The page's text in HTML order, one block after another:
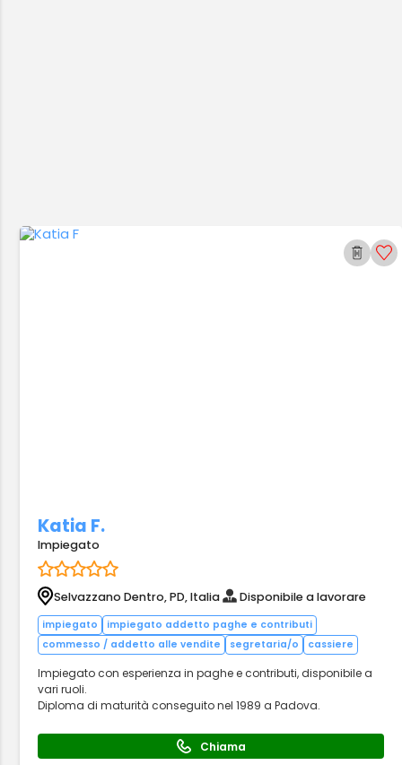
Katia F.
Impiegato
Selvazzano Dentro, PD, Italia Disponibile a lavorare
impiegato
impiegato addetto paghe e contributi
commesso / addetto alle vendite
segretaria/o cassiere
Impiegato con esperienza in paghe e contributi, disponibile a
vari ruoli.
Diploma di maturità conseguito nel 1989 a Padova.
Chiama